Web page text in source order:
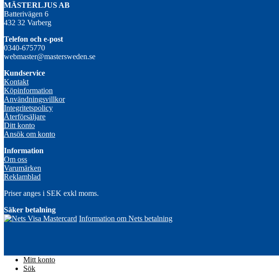
MÄSTERLJUS AB
Batterivägen 6
432 32 Varberg
Telefon och e-post
0340-675770
webmaster@mastersweden.se
Kundservice
Kontakt
Köpinformation
Användningsvillkor
Integritetspolicy
Återförsäljare
Ditt konto
Ansök om konto
Information
Om oss
Varumärken
Reklamblad
Priser anges i SEK exkl moms.
Säker betalning
Information om Nets betalning
Mitt konto
Sök